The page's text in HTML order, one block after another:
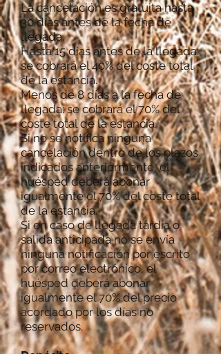
La cancelación es gratuita hasta
30 días antes de la fecha de
llegada.
Hasta 15 días antes de la llegada:
se cobrará el 40% del coste total
de la estancia.
Menos de 8 días a la fecha de
llegada: se cobrará el 70% del
coste total de la estancia.
Si no se notifica ninguna
cancelación dentro de los plazos
indicados anteriormente, el
huésped deberá abonar
igualmente el 70% del coste total
de la estancia.
Si en caso de llegada tardía o
salida anticipada no se envía
ninguna notificación por escrito
por correo electrónico, el
huésped deberá abonar
igualmente el 70% del precio
acordado por los días no
reservados.